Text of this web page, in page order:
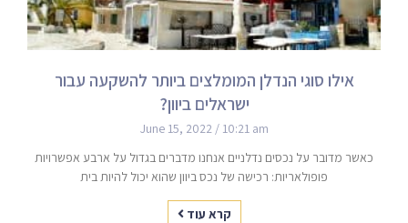
אילו סוגי הנדלן המומלצים ביותר להשקעה עבור
ישראלים ביוון?
June 15, 2022 10:21 am
כאשר מדובר על נכסים נדלניים אנחנו מדברים בגדול על ארבע אפשרויות
פופולאריות: רכישה של נכס ביוון שהוא יכול להיות בית
קרא עוד